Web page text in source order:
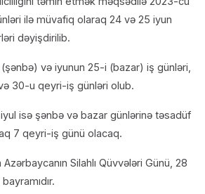
ilə müvafiq olaraq 24 və 25 iyun
dəyişdirilib.
və iyunun 25-i (bazar) iş günləri,
30-u qeyri-iş günləri olub.
isə şənbə və bazar günlərinə təsadüf
7 qeyri-iş günü olacaq.
Silahlı Qüvvələri Günü, 28